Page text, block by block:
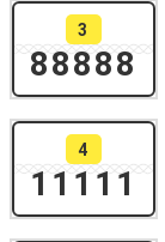
3
88888
4
11111